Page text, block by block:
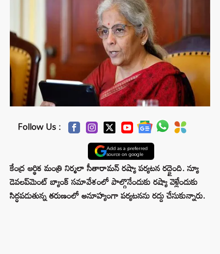
Follow Us :
Add as a preferred
source on google
కేంద్ర ఆర్థిక మంత్రి నిర్మలా సీతారామన్ రష్యా పర్యటన రద్దైంది. న్యూ
డెవలప్‌మెంట్ బ్యాంక్ సమావేశంలో పాల్గొనేందుకు రష్యా వెళ్లేందుకు
సిద్ధపడుతున్న తరుణంలో అనూహ్యంగా పర్యటనను రద్దు చేసుకున్నారు.